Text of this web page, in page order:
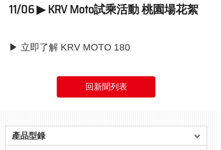
11/06 ▶ KRV Moto試乘活動 桃園場花絮
▶ 立即了解 KRV MOTO 180
回新聞列表
產品型錄